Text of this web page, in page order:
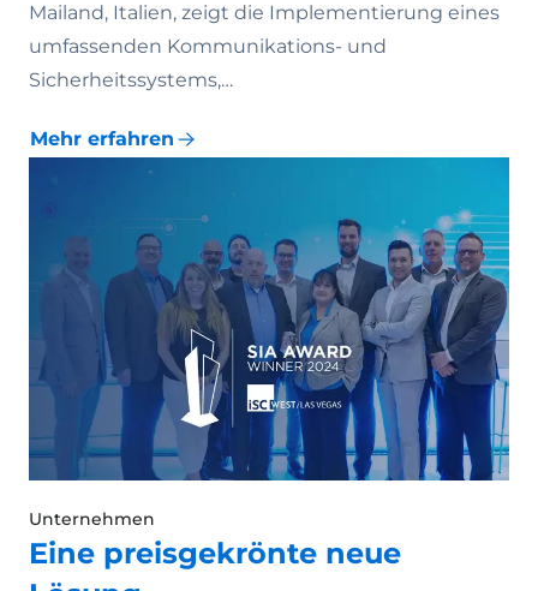
Mailand, Italien, zeigt die Implementierung eines
umfassenden Kommunikations- und
Sicherheitssystems,…
Mehr erfahren
Unternehmen
Eine preisgekrönte neue